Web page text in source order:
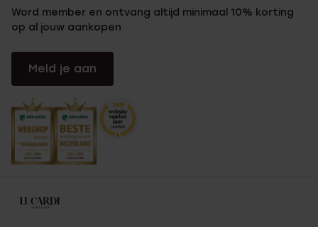
Word member en ontvang altijd minimaal 10% korting
op al jouw aankopen
Meld je aan